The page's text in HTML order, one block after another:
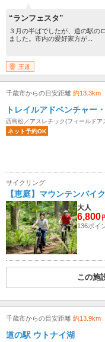
“ランフェスタ”
３月の半ばでしたが、道の駅の
ました。市内の愛好家方が...
王道
千歳市からの目安距離 約13.3km
トレイルアドベンチャー
西島松／アスレチック(フィールドア
ネット予約OK
サイクリング
【恵庭】マウンテンバイ
大人
6,800
136ポイ
この施
千歳市からの目安距離 約13.9km
道の駅 ウトナイ湖